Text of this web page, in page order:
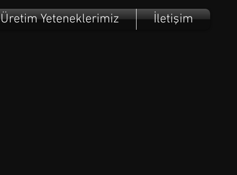
Üretim Yeteneklerimiz İletişim